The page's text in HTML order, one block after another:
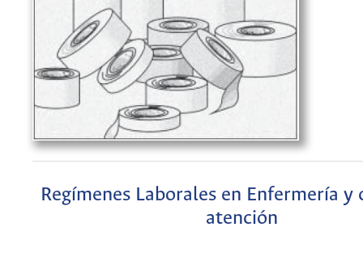
Regímenes Laborales en Enfermería y
atención